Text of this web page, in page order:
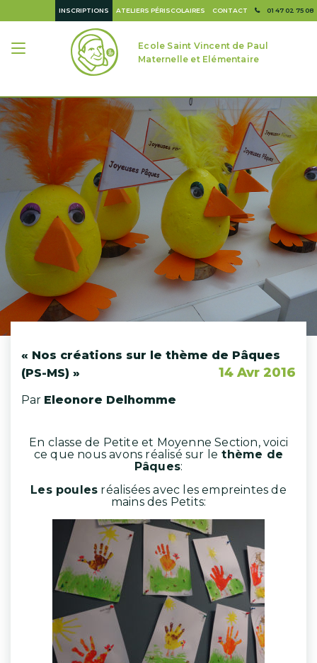
01 47 02 75 08
CONTACT
ATELIERS PÉRISCOLAIRES
INSCRIPTIONS
Ecole Saint Vincent de Paul
Maternelle et Elémentaire
« Nos créations sur le thème de Pâques
(PS-MS) »
14 Avr 2016
Par Eleonore Delhomme
En classe de Petite et Moyenne Section, voici
ce que nous avons réalisé sur le thème de
Pâques:
Les poules réalisées avec les empreintes de
mains des Petits: